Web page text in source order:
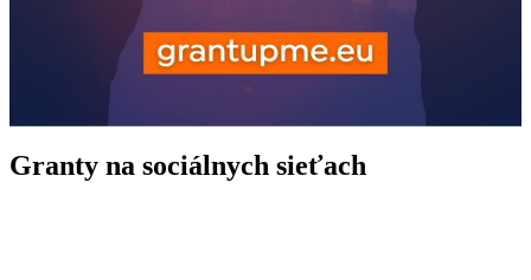
Granty na sociálnych sieťach